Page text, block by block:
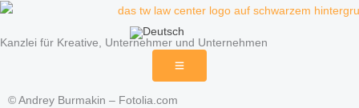
Zum
springen
Kanzlei für Kreative, Unternehmer und Unternehmen
© Andrey Burmakin – Fotolia.com